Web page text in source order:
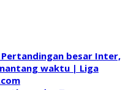
Pertandingan besar Inter,
waktu | Liga